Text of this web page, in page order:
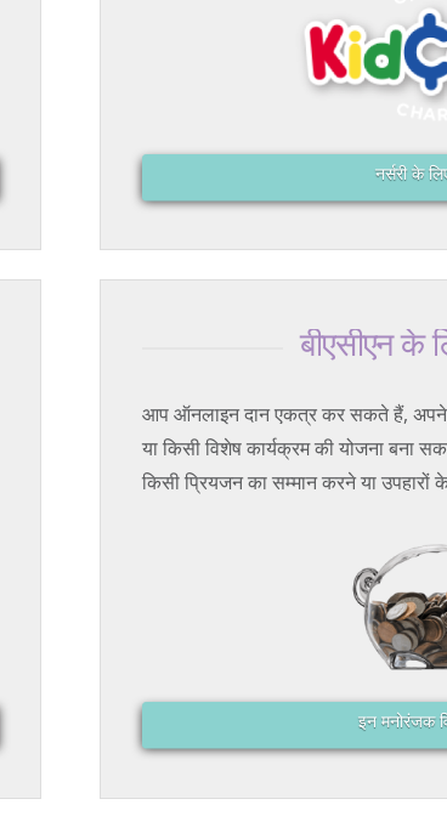
नर्सरी के
बीएसीएन के
आप ऑनलाइन दान एकत्र कर सकते हैं,
या किसी विशेष कार्यक्रम की योजना बना
किसी प्रियजन का सम्मान करने या
इन मनोरंजक